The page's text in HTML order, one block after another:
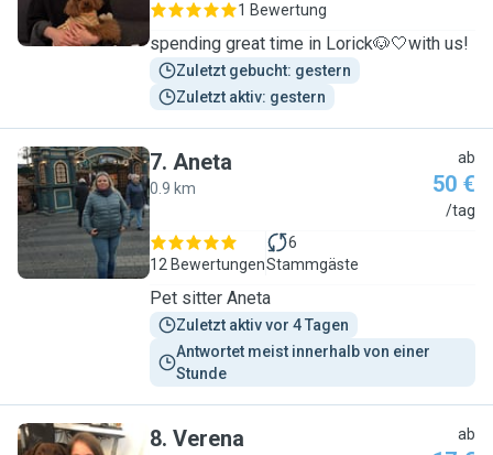
1 Bewertung
spending great time in Lorick🐶🤍with us!
Zuletzt gebucht: gestern
Zuletzt aktiv: gestern
A
7. Aneta
0.9 km
ab
50 €
/tag
12 Bewertungen
6
Stammgäste
Pet sitter Aneta
Zuletzt aktiv vor 4 Tagen
Antwortet meist innerhalb von einer
Stunde
8. Verena ab